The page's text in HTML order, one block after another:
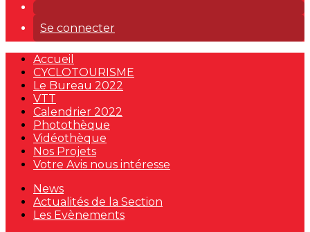
Se connecter
Accueil
CYCLOTOURISME
Le Bureau 2022
VTT
Calendrier 2022
Photothèque
Vidéothèque
Nos Projets
Votre Avis nous intéresse
News
Actualités de la Section
Les Evènements